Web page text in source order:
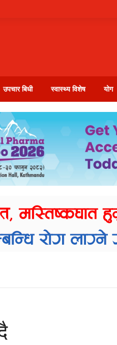
उपचार बिधी स्वास्थ्य विशेष योग